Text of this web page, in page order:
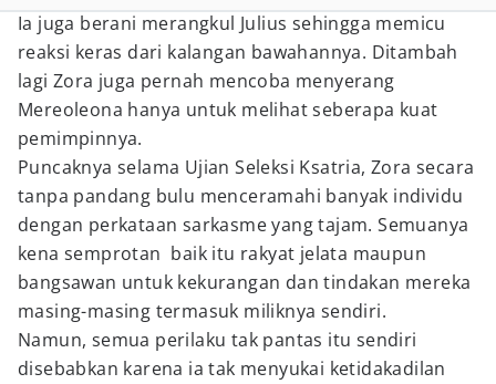
Ia juga berani merangkul Julius sehingga memicu
reaksi keras dari kalangan bawahannya. Ditambah
lagi Zora juga pernah mencoba menyerang
Mereoleona hanya untuk melihat seberapa kuat
pemimpinnya.
Puncaknya selama Ujian Seleksi Ksatria, Zora secara
tanpa pandang bulu menceramahi banyak individu
dengan perkataan sarkasme yang tajam. Semuanya
kena semprotan baik itu rakyat jelata maupun
bangsawan untuk kekurangan dan tindakan mereka
masing-masing termasuk miliknya sendiri.
Namun, semua perilaku tak pantas itu sendiri
disebabkan karena ia tak menyukai ketidakadilan